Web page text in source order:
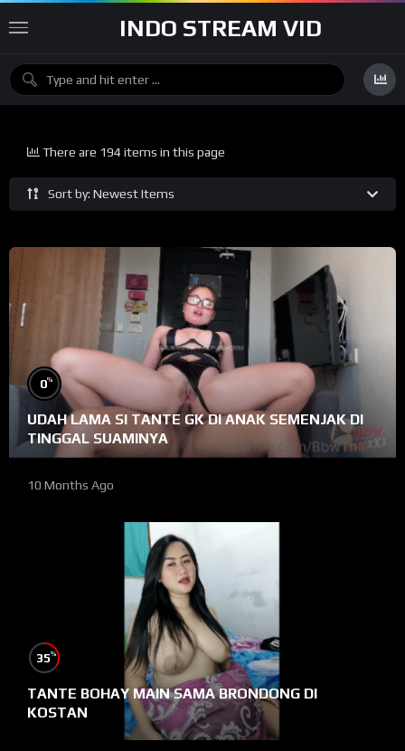
INDO STREAM VID
Sort by: Newest Items
There are 194 items in this page
0%
UDAH LAMA SI TANTE GK DI ANAK SEMENJAK DI
TINGGAL SUAMINYA
10 Months Ago
35%
TANTE BOHAY MAIN SAMA BRONDONG DI
KOSTAN